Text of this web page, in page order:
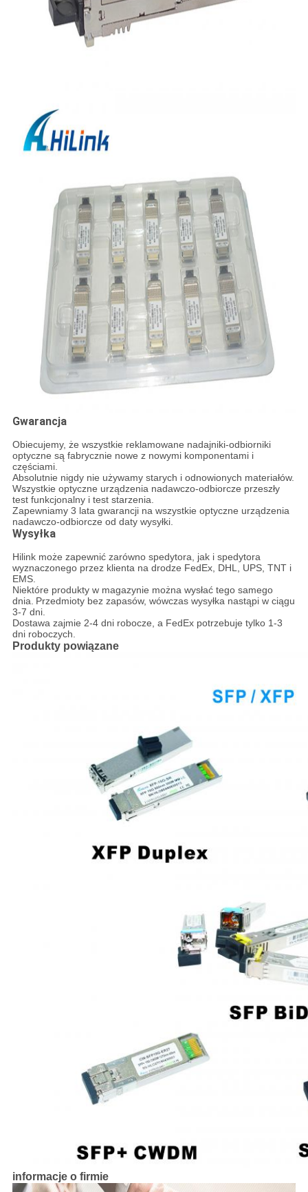
Gwarancja
Obiecujemy, że wszystkie reklamowane nadajniki-odbiorniki
optyczne są fabrycznie nowe z nowymi komponentami i
częściami.
Absolutnie nigdy nie używamy starych i odnowionych materiałów.
Wszystkie optyczne urządzenia nadawczo-odbiorcze przeszły
test funkcjonalny i test starzenia.
Zapewniamy 3 lata gwarancji na wszystkie optyczne urządzenia
nadawczo-odbiorcze od daty wysyłki.
Wysyłka
Hilink może zapewnić zarówno spedytora, jak i spedytora
wyznaczonego przez klienta na drodze FedEx, DHL, UPS, TNT i
EMS.
Niektóre produkty w magazynie można wysłać tego samego
dnia. Przedmioty bez zapasów, wówczas wysyłka nastąpi w ciągu
3-7 dni.
Dostawa zajmie 2-4 dni robocze, a FedEx potrzebuje tylko 1-3
dni roboczych.
Produkty powiązane
informacje o firmie